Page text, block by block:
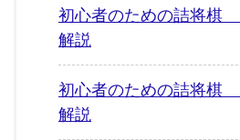
初心者のための詰将棋
解説
初心者のための詰将棋
解説